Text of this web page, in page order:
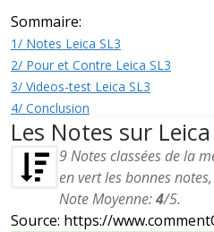
Sommaire:
1/ Notes Leica SL3
2/ Pour et Contre Leica SL3
3/ Videos-test Leica SL3
4/ Conclusion
Les Notes sur Leica
9Notes classées de la
en vert les bonnes
Note Moyenne:4/5.
Source: https://